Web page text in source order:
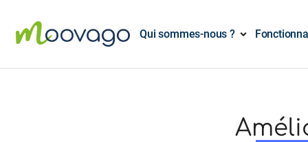
Qui sommes-nous ?